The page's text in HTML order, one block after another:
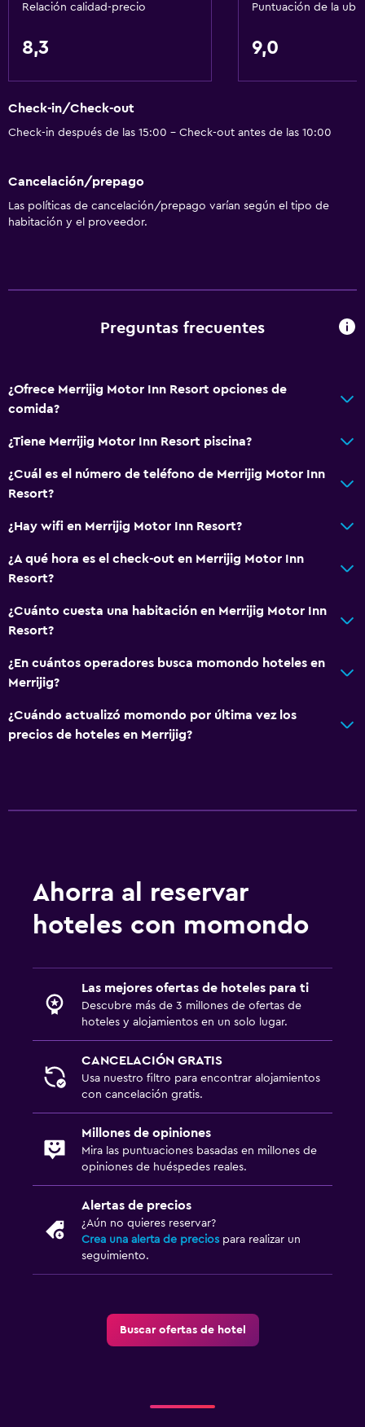
Relación calidad-precio
8,3
Puntuación de la
9,0
Check-in/Check-out
Check-in después de las 15:00 - Check-out antes de las 10:00
Cancelación/prepago
Las políticas de cancelación/prepago varían según el tipo de
habitación y el proveedor.
Preguntas frecuentes
¿Ofrece Merrijig Motor Inn Resort opciones de
comida?
¿Tiene Merrijig Motor Inn Resort piscina?
¿Cuál es el número de teléfono de Merrijig Motor Inn
Resort?
¿Hay wifi en Merrijig Motor Inn Resort?
¿A qué hora es el check-out en Merrijig Motor Inn
Resort?
¿Cuánto cuesta una habitación en Merrijig Motor Inn
Resort?
¿En cuántos operadores busca momondo hoteles en
Merrijig?
¿Cuándo actualizó momondo por última vez los
precios de hoteles en Merrijig?
Ahorra al reservar
hoteles con momondo
Las mejores ofertas de hoteles para ti
Descubre más de 3 millones de ofertas de
hoteles y alojamientos en un solo lugar.
CANCELACIÓN GRATIS
Usa nuestro filtro para encontrar alojamientos
con cancelación gratis.
Millones de opiniones
Mira las puntuaciones basadas en millones de
opiniones de huéspedes reales.
Alertas de precios
¿Aún no quieres reservar?
Crea una alerta de precios para realizar un
seguimiento.
Buscar ofertas de hotel